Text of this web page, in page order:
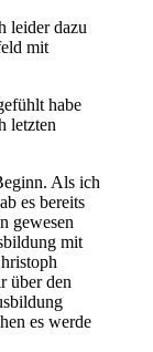
leider dazu
mit
habe
letzten
Als ich
es bereits
gewesen
mit
über den
es werde